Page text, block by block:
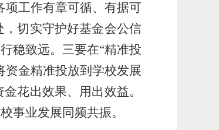
项工作有章可循、有据可
切实守护好基金会公信
稳致远。三要在“精准投
资金精准投放到学校发展
花出效果、用出效益。
事业发展同频共振。